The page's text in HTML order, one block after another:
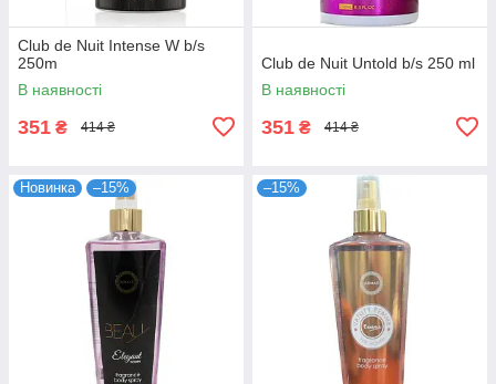
Club de Nuit Intense W b/s
250m
В наявності
351 ₴ 414 ₴
Club de Nuit Untold b/s 250 ml
В наявності
351 ₴ 414 ₴
Новинка –15% –15%